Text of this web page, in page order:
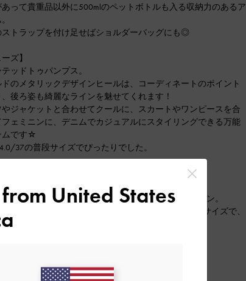
あって貴重品以外に500mlのペットボトルも入る収納力のあるア
トラップを付け足せばショルダーバッグにも◎
ズ】
ッドトゥパンプス。
ドのメタリックデザインヒールは、コーディネートのポイント
後ろ姿も綺麗なラインを魅せてくれます！
やジャケットと合わせてクールに、スカートやワンピースを合
ェミニンに、デニムでカジュアルにスタイリングできる万能
ムです☆
37の普段サイズでぴったりでした。
ックアクセントウォレットが到着。
レンドカラーのバーガンディは目を惹く上品なデザイン。
、カード、お札の収納ができる3つ折りのミニマルなサイズで、
トにもおすすめです♡
United States